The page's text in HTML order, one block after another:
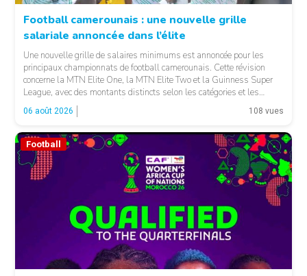
Football camerounais : une nouvelle grille
salariale annoncée dans l’élite
Une nouvelle grille de salaires minimums est annoncée pour les
principaux championnats de football camerounais. Cette révision
concerne la MTN Elite One, la MTN Elite Two et la Guinness Super
League, avec des montants distincts selon les catégories et les
fonctions. LA SUITE APRÈS LA PUBLICITÉ Selon les informations
relayées par Allez Les Lions, […]
06 août 2026 108 vues
Football